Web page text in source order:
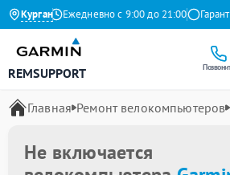
Курган
Яндекс Ежедневно с 9:00 до 21:00
REMSUPPORT
Главная Ремонт велокомпьютеров
Не включается